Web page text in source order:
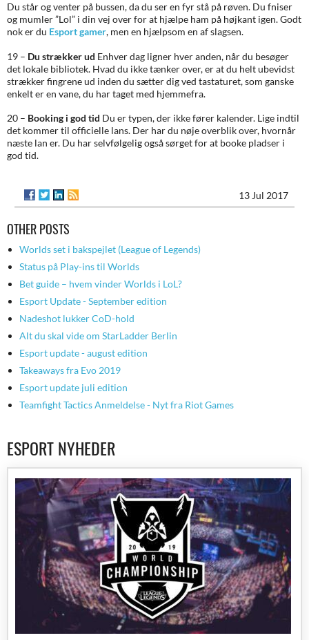
Du står og venter på bussen, da du ser en fyr stå på røven. Du fniser
og mumler ”Lol” i din vej over for at hjælpe ham på højkant igen. Godt
nok er du Esport gamer, men en hjælpsom en af slagsen.
19 – Du strækker ud Enhver dag ligner hver anden, når du besøger
det lokale bibliotek. Hvad du ikke tænker over, er at du helt ubevidst
strækker fingrene ud inden du sætter dig ved tastaturet, som ganske
enkelt er en vane, du har taget med hjemmefra.
20 – Booking i god tid Du er typen, der ikke fører kalender. Lige indtil
det kommer til officielle lans. Der har du nøje overblik over, hvornår
næste lan er. Du har selvfølgelig også sørget for at booke pladser i
god tid.
13 Jul 2017
OTHER POSTS
Worlds set i bakspejlet (League of Legends)
Status på Play-ins til Worlds
Bet guide – hvem vinder Worlds i LoL?
Esport Update - September edition
Nadeshot lukker CoD-hold
Alt du skal vide om StarLadder Berlin
Esport update - august edition
Takeaways fra Evo 2019
Esport update juli edition
Teamfight Tactics Anmeldelse - Nyt fra Riot Games
ESPORT NYHEDER